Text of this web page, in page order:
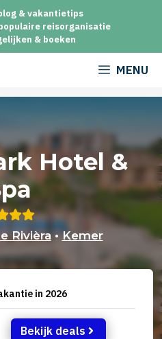
& vakantietips
reisorganisatie
& boeken
MENU
Hotel &
Rivièra •Kemer
in 2026
Bekijk deals